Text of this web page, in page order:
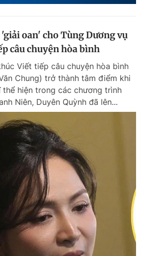
oan' cho Tùng Dương vụ
câu chuyện hòa bình
Viết tiếp câu chuyện hòa bình
Chung) trở thành tâm điểm khi
thể hiện trong các chương trình
Niên, Duyên Quỳnh đã lên...